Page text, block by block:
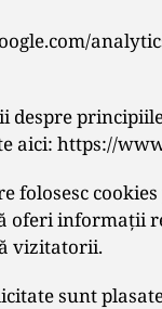
aici: https://
folosesc
oferi informaţii
vizitatorii.
sunt